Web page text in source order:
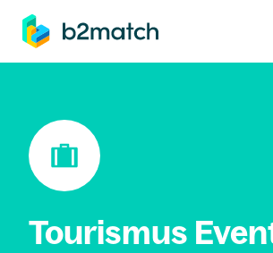
springen
Tourismus